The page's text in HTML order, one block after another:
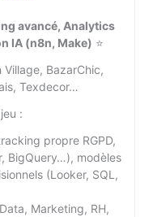
avancé, Analytics
IA (n8n, Make) ⭐
Village, BazarChic,
Texdecor…
:
propre RGPD,
BigQuery…), modèles
(Looker, SQL,
Marketing, RH,